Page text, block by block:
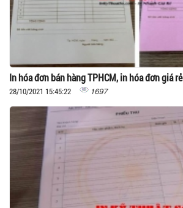
In hóa đơn bán hàng TPHCM, in hóa đơn giá rẻ
28/10/2021 15:45:22 1697